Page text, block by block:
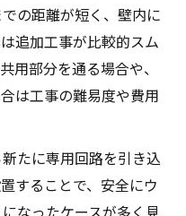
の距離が短く、壁内に
追加工事が比較的スム
用部分を通る場合や、
は工事の難易度や費用
たに専用回路を引き込
することで、安全にウ
なったケースが多く見